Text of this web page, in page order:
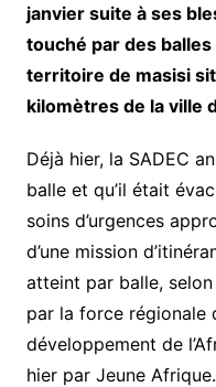
janvier suite à ses
touché par des
territoire de masisi
kilomètres de la ville
Déjà hier, la SADEC
balle et qu’il était
soins d’urgences
d’une mission
atteint par balle,
par la force régionale
développement de
hier par Jeune